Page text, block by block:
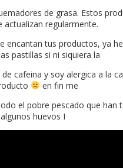
de grasa. Estos
regularmente.
tus productos, ya
pastillas si ni siquiera la
cafeina y soy alergica a la
en fin me
el pobre pescado que han
huevos I